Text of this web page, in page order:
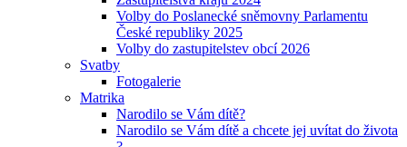
Volby do Poslanecké sněmovny Parlamentu
České republiky 2025
Volby do zastupitelstev obcí 2026
Svatby
Fotogalerie
Matrika
Narodilo se Vám dítě?
Narodilo se Vám dítě a chcete jej uvítat do života